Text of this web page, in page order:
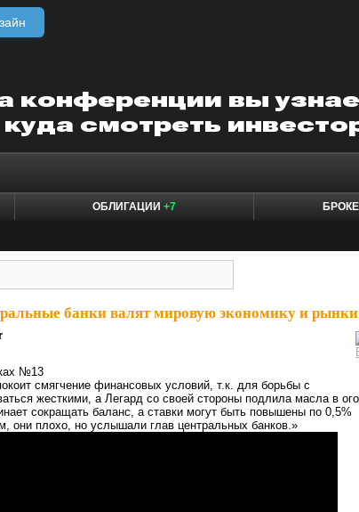
ОБЛИГАЦИИ +7
банки валят мировую экономику и рынки
№13
смягчение финансовых условий, т.к. для борьбы с
жесткими, а Легард со своей стороны подлила масла в
сокращать баланс, а ставки могут быть повышены по 0,5%
они плохо, но услышали глав центральных банков.»